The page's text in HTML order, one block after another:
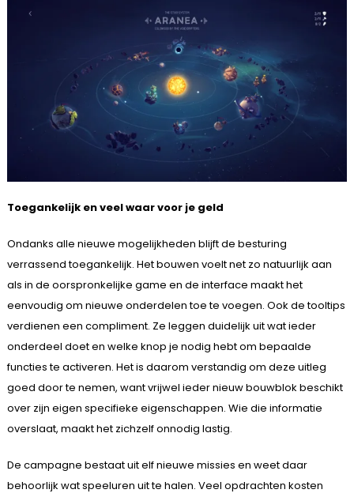
Toegankelijk en veel waar voor je geld
Ondanks alle nieuwe mogelijkheden blijft de besturing
verrassend toegankelijk. Het bouwen voelt net zo natuurlijk aan
als in de oorspronkelijke game en de interface maakt het
eenvoudig om nieuwe onderdelen toe te voegen. Ook de tooltips
verdienen een compliment. Ze leggen duidelijk uit wat ieder
onderdeel doet en welke knop je nodig hebt om bepaalde
functies te activeren. Het is daarom verstandig om deze uitleg
goed door te nemen, want vrijwel ieder nieuw bouwblok beschikt
over zijn eigen specifieke eigenschappen. Wie die informatie
overslaat, maakt het zichzelf onnodig lastig.
De campagne bestaat uit elf nieuwe missies en weet daar
behoorlijk wat speeluren uit te halen. Veel opdrachten kosten